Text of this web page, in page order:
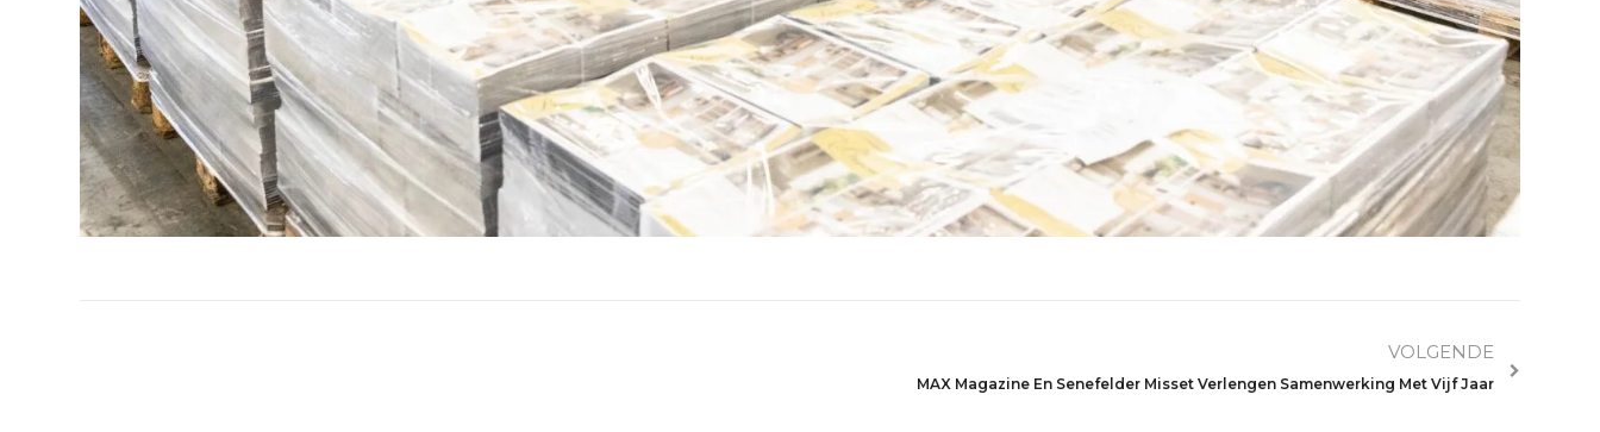
VOLGENDE
MAX Magazine En Senefelder Misset Verlengen Samenwerking Met Vijf Jaar